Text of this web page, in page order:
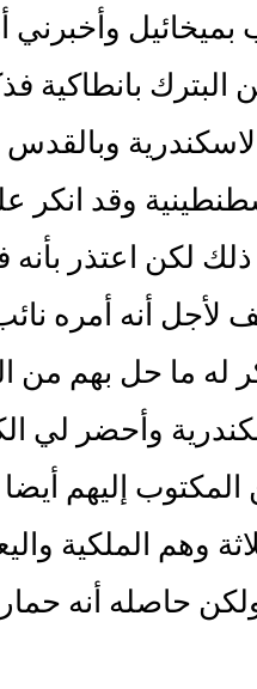
وأخبرني
بانطاكية
وبالقدس
وقد انكر
لكن اعتذر
لأجل أنه أمره
له ما حل بهم من
وأحضر لي
إليهم
الملكية
حاصله أنه